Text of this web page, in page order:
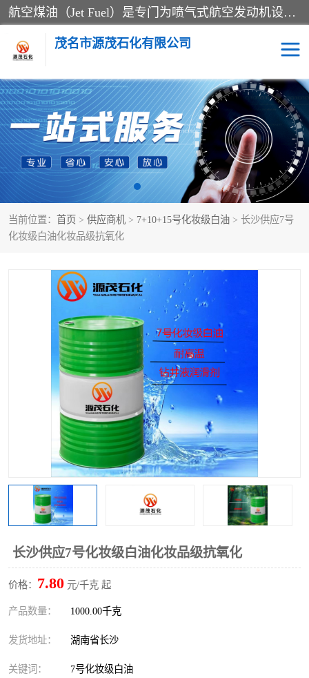
航空煤油（Jet Fuel）是专门为喷气式航空发动机设计的高纯度燃料，主要分为Jet A、Jet A-1和Jet B等类型。其特点是闪点高、低温流动性好，并添加了抗静电剂和抗氧化剂以确保飞行安全。航空煤油需
茂名市源茂石化有限公司
当前位置： 首页 > 供应商机 > 7+10+15号化妆级白油 > 长沙供应7号
化妆级白油化妆品级抗氧化
长沙供应7号化妆级白油化妆品级抗氧化
价格： 7.80 元/千克 起
产品数量： 1000.00千克
发货地址： 湖南省长沙
关键词： 7号化妆级白油
RP3航空煤油 D20+D30溶剂油
D40+D60溶剂油 D80+D100溶剂油
6号+120号溶剂油 260号溶剂油
异构烷烃 天然乳胶
26+32号化妆级白油 46+68号化妆级白油
2731溶剂油